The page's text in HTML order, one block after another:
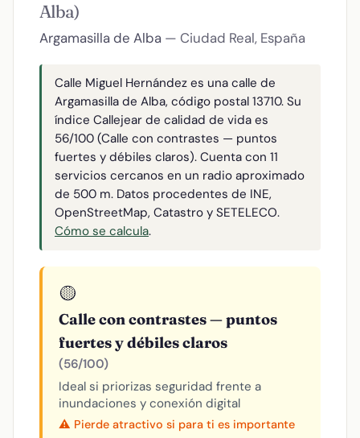
Alba)
Argamasilla de Alba — Ciudad Real, España
Calle Miguel Hernández es una calle de
Argamasilla de Alba, código postal 13710. Su
índice Callejear de calidad de vida es
56/100 (Calle con contrastes — puntos
fuertes y débiles claros). Cuenta con 11
servicios cercanos en un radio aproximado
de 500 m. Datos procedentes de INE,
OpenStreetMap, Catastro y SETELECO.
Cómo se calcula.
🟡
Calle con contrastes — puntos
fuertes y débiles claros
(56/100)
Ideal si priorizas seguridad frente a
inundaciones y conexión digital
⚠️ Pierde atractivo si para ti es importante